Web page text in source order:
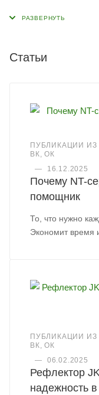
Статьи
ПУБЛИКАЦИИ
ВК, ОК
—
16.12.2025
Почему NT-
помощник
То, что нужно
Экономит время
ПУБЛИКАЦИИ
ВК, ОК
—
06.02.2025
Рефлектор
надежность